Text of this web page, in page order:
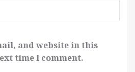
and website in this
time I comment.